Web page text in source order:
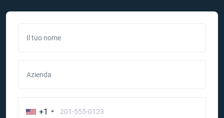
Il tuo nome
Azienda
+1